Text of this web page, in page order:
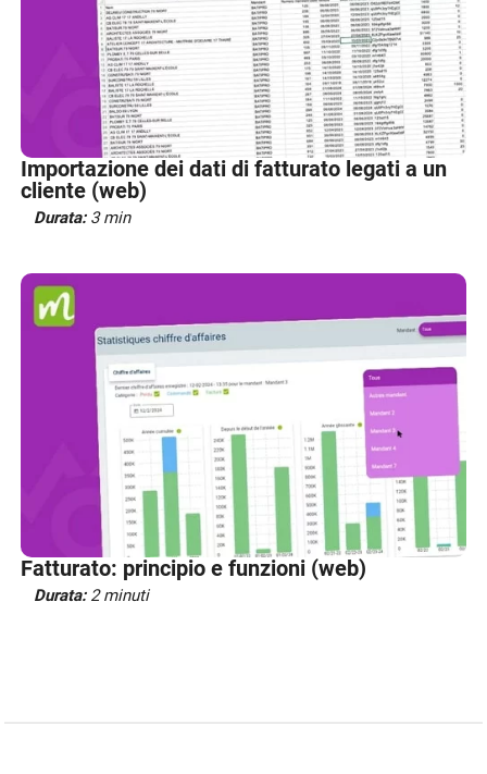
Importazione dei dati di fatturato legati a un
cliente (web)
Durata: 3 min
Fatturato: principio e funzioni (web)
Durata: 2 minuti